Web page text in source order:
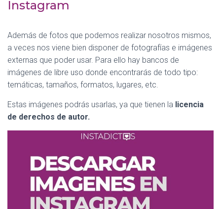
Instagram
Además de fotos que podemos realizar nosotros mismos,
a veces nos viene bien disponer de fotografías e imágenes
externas que poder usar. Para ello hay bancos de
imágenes de libre uso donde encontrarás de todo tipo:
temáticas, tamaños, formatos, lugares, etc.
Estas imágenes podrás usarlas, ya que tienen la licencia
de derechos de autor.